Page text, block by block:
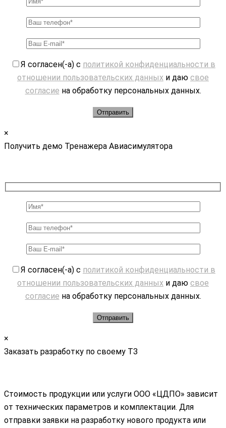
Я согласен(-а) с политикой конфиденциальности в
отношении пользовательских данных и даю свое
согласие на обработку персональных данных.
×
Получить демо Тренажера Авиасимулятора
Я согласен(-а) с политикой конфиденциальности в
отношении пользовательских данных и даю свое
согласие на обработку персональных данных.
×
Заказать разработку по своему ТЗ
Стоимость продукции или услуги ООО «ЦДПО» зависит
от технических параметров и комплектации. Для
отправки заявки на разработку нового продукта или